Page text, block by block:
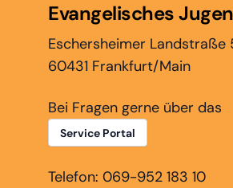
Evangelisches
Eschersheimer Landstraße
60431 Frankfurt/Main
Bei Fragen gerne über das
Service Portal
Telefon: 069-952 183 10